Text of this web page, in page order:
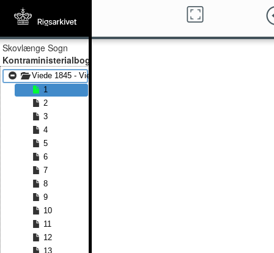
Skovlænge Sogn
Kontraministerialbog
Viede 1845 - Viede 1875
1
2
3
4
5
6
7
8
9
10
11
12
13